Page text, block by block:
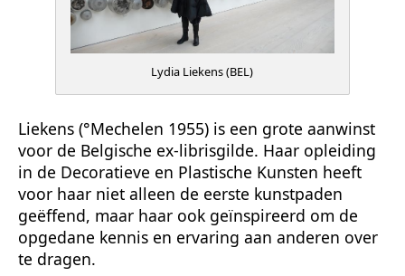
Lydia Liekens (BEL)
Liekens (°Mechelen 1955) is een grote aanwinst
voor de Belgische ex-librisgilde. Haar opleiding
in de Decoratieve en Plastische Kunsten heeft
voor haar niet alleen de eerste kunstpaden
geëffend, maar haar ook geïnspireerd om de
opgedane kennis en ervaring aan anderen over
te dragen.